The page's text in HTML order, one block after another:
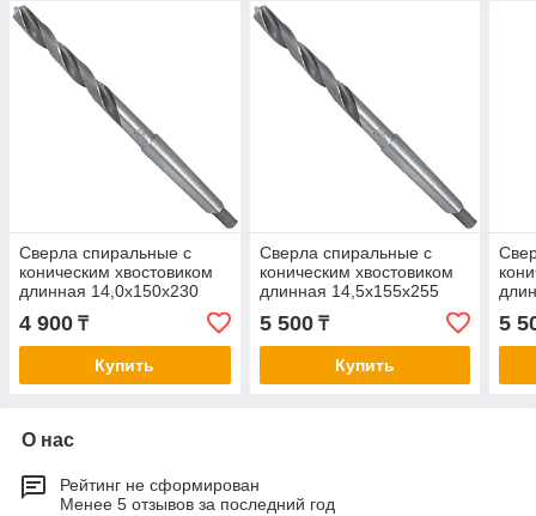
Сверла спиральные с
коническим хвостовиком
длинная 14,0х150х230
4 900 ₸
Купить
Сверла спиральные с
коническим хвостовиком
длинная 14,5х155х255
5 500₸
Купить
5
О нас
Рейтинг не сформирован
Менее 5 отзывов за последний год